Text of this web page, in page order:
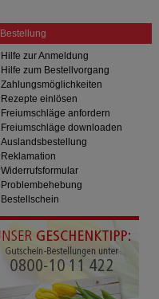
Bestellung
Hilfe zur Anmeldung
Hilfe zum Bestellvorgang
Zahlungsmöglichkeiten
Rezepte einlösen
Freiumschläge anfordern
Freiumschläge downloaden
Auslandsbestellung
Reklamation
Widerrufsformular
Problembehebung
Bestellschein